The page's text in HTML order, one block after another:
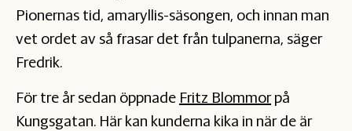
Pionernas tid, amaryllis-säsongen, och innan man
vet ordet av så frasar det från tulpanerna, säger
Fredrik.
För tre år sedan öppnade Fritz Blommorpå
Kungsgatan. Här kan kunderna kika in när de är